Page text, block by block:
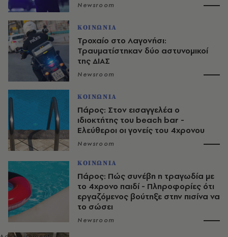
Newsroom
ΚΟΙΝΩΝΙΑ
Τροχαίο στο Λαγονήσι:
Τραυματίστηκαν δύο αστυνομικοί
της ΔΙΑΣ
Newsroom
ΚΟΙΝΩΝΙΑ
Πάρος: Στον εισαγγελέα ο
ιδιοκτήτης του beach bar -
Ελεύθεροι οι γονείς του 4χρονου
Newsroom
ΚΟΙΝΩΝΙΑ
Πάρος: Πώς συνέβη η τραγωδία με
το 4χρονο παιδί - Πληροφορίες ότι
εργαζόμενος βούτηξε στην πισίνα να
το σώσει
Newsroom